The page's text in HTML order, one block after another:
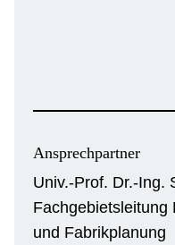
Ansprechpartner
Univ.-Prof. Dr.-Ing.
Fachgebietsleitung
und Fabrikplanung